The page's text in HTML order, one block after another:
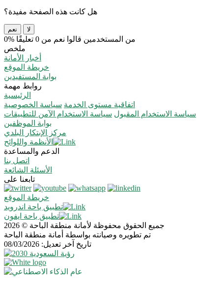
هل كانت هذه الصفحة مفيدة؟
نعم لا
0% من المستخدمين قالوا نعم من 0 تعليقًا
ملخص
أخبار الأمانة
خريطة الموقع
بوابة المستفيدين
روابط مهمة
الرئيسية
سياسة الخصوصية اتفاقية مستوى الخدمة
سياسة الاستخدام الآمن للتطبيقات سياسة الاستخدام المقبول
بوابة الموظفين
مركز الإبتكار البلدي
الأنظمة واللوائح
الدعم والمساعدة
اتصل بنا
الأسئلة الشائعة
تابعنا على
خريطة الموقع
تطبيق باحة اندرويد
تطبيق باحة ايفون
جميع الحقوق محفوظة لأمانة منطقة الباحة © 2026
تم تطويره وصيانته بواسطة أمانة منطقة الباحة
تاريخ آخر تعديل: 08/03/2026